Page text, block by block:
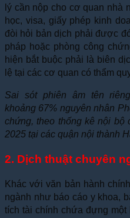
lý cần nộp cho cơ quan nhà
học, visa, giấy phép kinh
đòi hỏi bản dịch phải được
pháp hoặc phòng công
hiện bắt buộc phải là biên
lệ tại các cơ quan có thẩm
Sai sót phiên âm tên
khoảng 67% nguyên nhân
chứng, theo thống kê nội bộ
2025 tại các quận nội thành
2. Dịch thuật chuyên
Khác với văn bản hành
ngành như báo cáo y khoa,
tích tài chính chứa đựng